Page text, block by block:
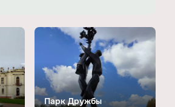
Парк Дружбы